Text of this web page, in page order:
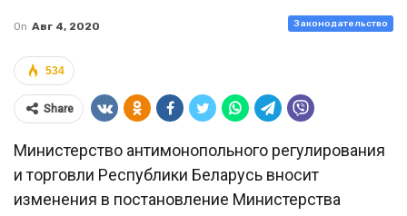
Законодательство
On Авг 4, 2020
534
Share
Министерство антимонопольного регулирования
и торговли Республики Беларусь вносит
изменения в постановление Министерства